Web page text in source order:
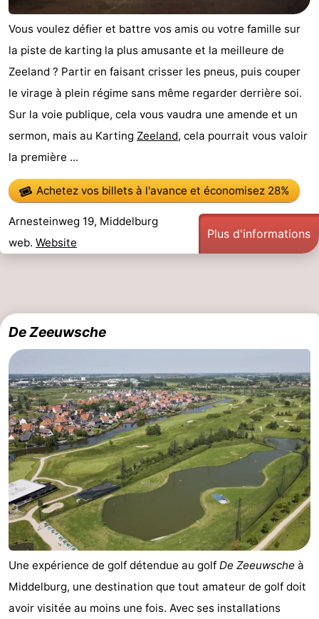
Vous voulez défier et battre vos amis ou votre famille sur
la piste de karting la plus amusante et la meilleure de
Zeeland ? Partir en faisant crisser les pneus, puis couper
le virage à plein régime sans même regarder derrière soi.
Sur la voie publique, cela vous vaudra une amende et un
sermon, mais au Karting Zeeland, cela pourrait vous valoir
la première ...
Achetez vos billets à l'avanceet économisez 28%
Arnesteinweg 19, Middelburg
web. Website
Plus d'informations
De Zeeuwsche
Une expérience de golf détendue au golf De Zeeuwsche à
Middelburg, une destination que tout amateur de golf doit
avoir visitée au moins une fois. Avec ses installations